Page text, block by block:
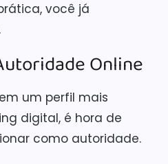
você já
Online
um perfil mais
digital, é hora de
como autoridade.